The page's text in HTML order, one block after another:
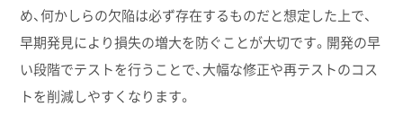
め、何かしらの欠陥は必ず存在するものだと想定した上で、
早期発見により損失の増大を防ぐことが大切です。開発の早
い段階でテストを行うことで、大幅な修正や再テストのコス
トを削減しやすくなります。